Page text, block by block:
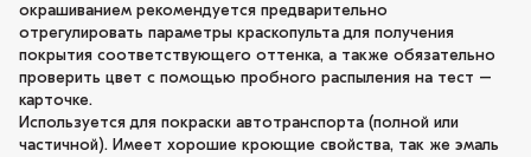
окрашиванием рекомендуется предварительно
отрегулировать параметры краскопульта для получения
покрытия соответствующего оттенка, а также обязательно
проверить цвет с помощью пробного распыления на тест –
карточке.
Используется для покраски автотранспорта (полной или
частичной). Имеет хорошие кроющие свойства, так же эмаль